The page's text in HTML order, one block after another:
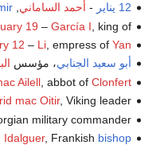
12 يناير - أحمد الساماني , Samanid
19 – García I , king of
12 – Li, empress of Yan
أبو سعيد الجنابي، مؤسس
Ailell, abbot of Clonfert
mac Oitir, Viking leader
military commander
Idalguer, Frankish bishop